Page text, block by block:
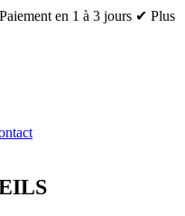
en 1 à 3 jours ✔ Plus